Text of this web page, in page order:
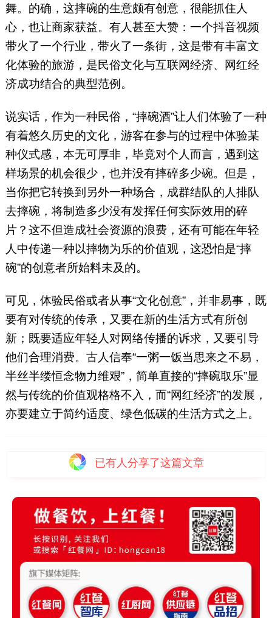
舞。的确，这摔碗的生意颇有创意，很能抓住人
心，也让商家获益。有人甚至大赞：一个抖音视频
带火了一个行业，带火了一条街，这是带有丰富文
化体验的旅游，是民俗文化与互联网经济、网红经
济成功结合的典型范例。
说实话，作为一种民俗，“摔碗酒”让人们体验了一种
有着悠久历史的文化，游客在参与的过程中体验某
种仪式感，本无可厚非，毕竟对个人而言，遇到这
样场景的机会很少，也并没有摔碎多少碗。但是，
当你把它转换到另外一种场合，成群结队的人排队
去摔碗，将制造多少没有发挥任何实际效用的碎
片？这不但造成社会资源的浪费，还有可能在年轻
人中传递一种以摔物为乐的价值观，这恐怕是“摔
碗”的创意者所始料未及的。
可见，体验民俗或者从事“文化创意”，并非易事，既
要有对传统的传承，又要在新的生活方式有所创
新；既要适应年轻人对网络传播的诉求，又要引导
他们合理消费。古人信奉“一粥一饭当思来之不易，
半丝半缕恒念物力维艰”，简单直接的“摔碗取乐”显
然与传统的价值观格格不入，而“网红经济”的发展，
亦要建立于简约适度、绿色低碳的生活方式之上。
已有人分享了这篇文章